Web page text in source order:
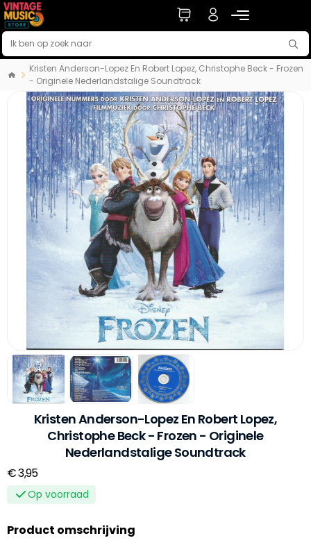
Kristen Anderson-Lopez En Robert Lopez, Christophe Beck - Frozen
- Originele Nederlandstalige Soundtrack
Kristen Anderson-Lopez En Robert Lopez,
Christophe Beck - Frozen - Originele
Nederlandstalige Soundtrack
€ 3,95
Op voorraad
Product omschrijving